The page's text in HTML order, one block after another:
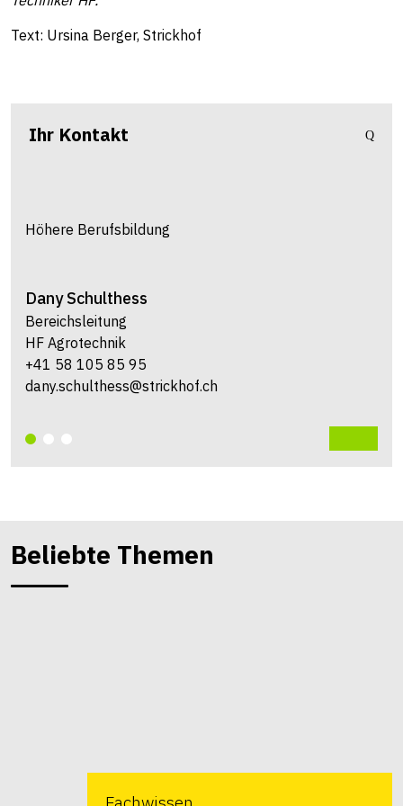
Text: Ursina Berger, Strickhof
Ihr Kontakt
Höhere Berufsbildung
Dany Schulthess
Bereichsleitung
HF Agrotechnik
+41 58 105 85 95
dany.schulthess@strickhof.ch
Beliebte Themen